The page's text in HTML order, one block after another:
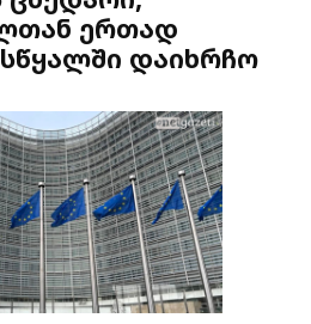
ერთად
დაიხრჩო